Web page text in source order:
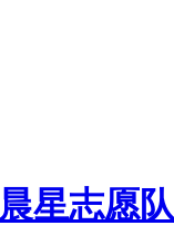
星志愿